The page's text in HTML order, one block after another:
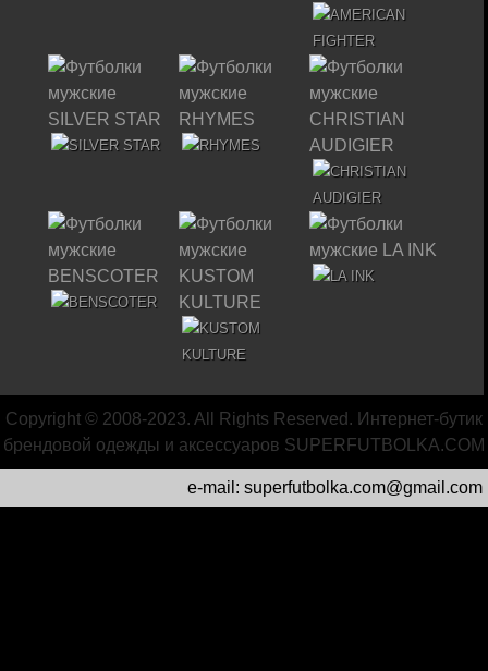
Copyright © 2008-2023. All Rights Reserved. Интернет-бутик
брендовой одежды и аксессуаров SUPERFUTBOLKA.COM
e-mail: superfutbolka.com@gmail.com